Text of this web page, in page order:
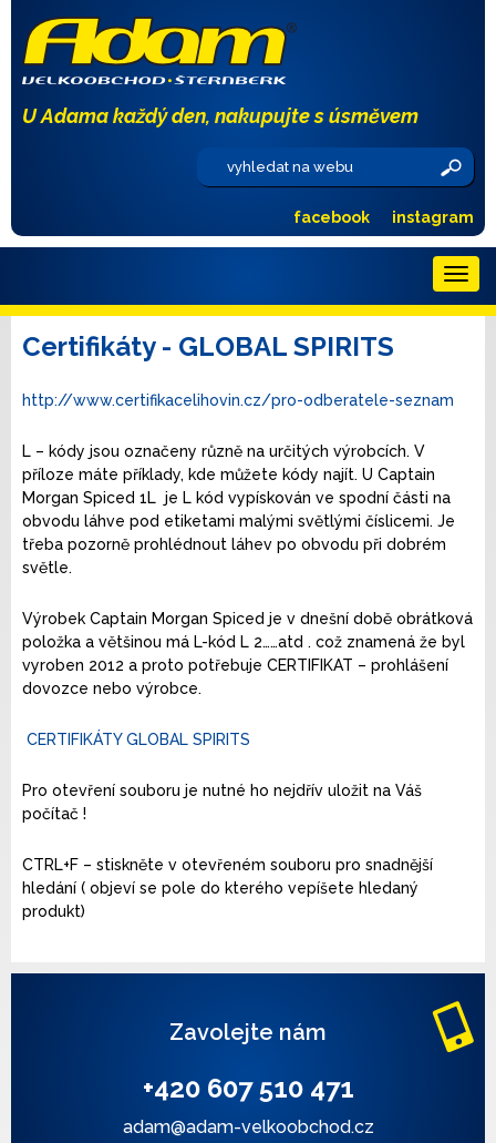
U Adama každý den, nakupujte s úsměvem
instagram
facebook
Menu
Certifikáty - GLOBAL SPIRITS
http://www.certifikacelihovin.cz/pro-odberatele-seznam
L – kódy jsou označeny různě na určitých výrobcích. V
příloze máte příklady, kde můžete kódy najít. U Captain
Morgan Spiced 1L je L kód vypískován ve spodní části na
obvodu láhve pod etiketami malými světlými číslicemi. Je
třeba pozorně prohlédnout láhev po obvodu při dobrém
světle.
Výrobek Captain Morgan Spiced je v dnešní době obrátková
položka a většinou má L-kód L 2……atd . což znamená že byl
vyroben 2012 a proto potřebuje CERTIFIKAT – prohlášení
dovozce nebo výrobce.
CERTIFIKÁTY GLOBAL SPIRITS
Pro otevření souboru je nutné ho nejdřív uložit na Váš
počítač !
CTRL+F – stiskněte v otevřeném souboru pro snadnější
hledání ( objeví se pole do kterého vepíšete hledaný
produkt)
Zavolejte nám
+420 607 510 471
adam@adam-velkoobchod.cz